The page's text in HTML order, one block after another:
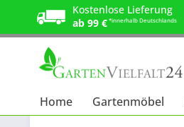
Kostenlose Lieferung
ab 99 €*innerhalb Deutschlands
Home Gartenmöbel